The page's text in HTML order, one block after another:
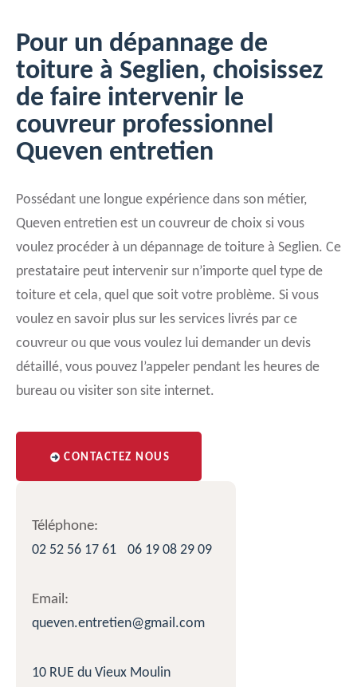
Pour un dépannage de
toiture à Seglien, choisissez
de faire intervenir le
couvreur professionnel
Queven entretien
Possédant une longue expérience dans son métier,
Queven entretien est un couvreur de choix si vous
voulez procéder à un dépannage de toiture à Seglien. Ce
prestataire peut intervenir sur n’importe quel type de
toiture et cela, quel que soit votre problème. Si vous
voulez en savoir plus sur les services livrés par ce
couvreur ou que vous voulez lui demander un devis
détaillé, vous pouvez l’appeler pendant les heures de
bureau ou visiter son site internet.
CONTACTEZ NOUS
Téléphone:
02 52 56 17 61
06 19 08 29 09
Email:
queven.entretien@gmail.com
10 RUE du Vieux Moulin